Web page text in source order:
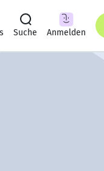
Suche Anmelden